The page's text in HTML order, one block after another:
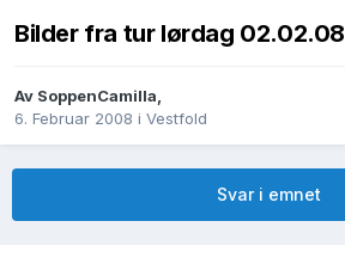
Bilder fra tur lørdag 02.02.08
Av SoppenCamilla,
6. Februar 2008 i Vestfold
Svar i emnet